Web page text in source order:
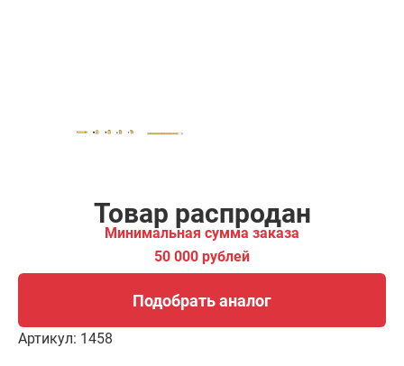
Товар распродан
Минимальная сумма заказа
50 000 рублей
Подобрать аналог
Артикул: 1458